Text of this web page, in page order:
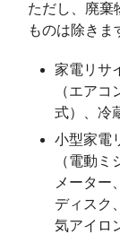
ただし、廃棄
ものは除きま
家電リサ
（エア
式）、冷
小型家電
（電動
メーター
ディスク
気アイロ